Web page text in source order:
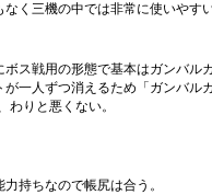
く三機の中では非常に使いやすい
ス戦用の形態で基本はガンバル
一人ずつ消えるため「ガンバル
りと悪くない。
持ちなので帳尻は合う。